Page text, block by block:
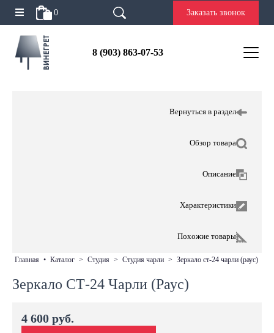
0 Заказать звонок
8 (903) 863-07-53
Вернуться в раздел
Обзор товара
Описание
Характеристики
Похожие товары
главная • каталог > студия > студия чарли > зеркало ст-24 чарли (раус)
Зеркало СТ-24 Чарли (Раус)
4 600 руб.